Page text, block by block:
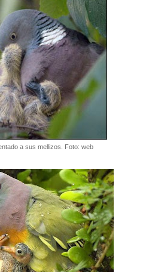
a sus mellizos. Foto: web